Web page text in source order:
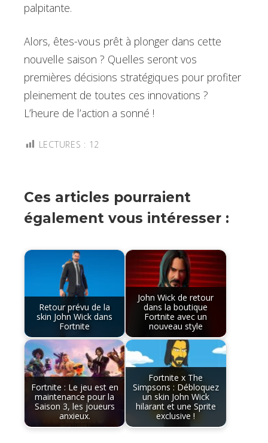
palpitante.
Alors, êtes-vous prêt à plonger dans cette
nouvelle saison ? Quelles seront vos
premières décisions stratégiques pour profiter
pleinement de toutes ces innovations ?
L’heure de l’action a sonné !
LECTURES : 12
Ces articles pourraient
également vous intéresser :
Retour prévu de la
skin John Wick dans
Fortnite
John Wick de retour
dans la boutique
Fortnite avec un
nouveau style
Fortnite : Le jeu est en
maintenance pour la
Saison 3, les joueurs
anxieux.
Fortnite x The
Simpsons : Débloquez
un skin John Wick
hilarant et une Sprite
exclusive !